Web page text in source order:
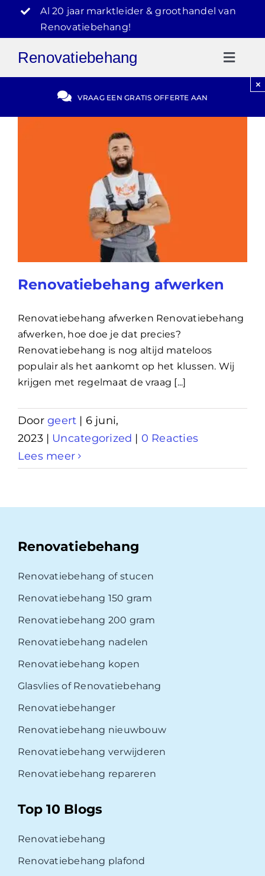
inhoud
Al 20 jaar marktleider & groothandel van
Renovatiebehang!
Renovatiebehang
Gratis Offerte
VRAAG EEN GRATIS OFFERTE AAN
×
Renovatiebehang afwerken
Renovatiebehang afwerken Renovatiebehang
afwerken, hoe doe je dat precies?
Renovatiebehang is nog altijd mateloos
populair als het aankomt op het klussen. Wij
krijgen met regelmaat de vraag [...]
Doorgeert | 6 juni,
2023 | Uncategorized | 0 Reacties
Lees meer
Renovatiebehang
Renovatiebehang of stucen
Renovatiebehang 150 gram
Renovatiebehang 200 gram
Renovatiebehang nadelen
Renovatiebehang kopen
Glasvlies of Renovatiebehang
Renovatiebehanger
Renovatiebehang nieuwbouw
Renovatiebehang verwijderen
Renovatiebehang repareren
Top 10 Blogs
Renovatiebehang
Renovatiebehang plafond